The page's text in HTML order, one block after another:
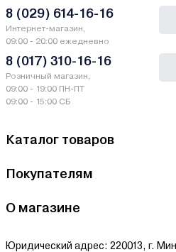
Каталог товаров
Покупателям
О магазине
Юридический адрес: 220013, г.
8 (029) 614-16-16
Интернет-магазин,
09:00 - 20:00 ежедневно
8 (017) 310-16-16
Розничный магазин,
09:00 - 19:00 ПН-ПТ
09:00 - 15:00 СБ